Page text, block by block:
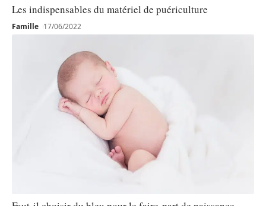
Les indispensables du matériel de puériculture
Famille 17/06/2022